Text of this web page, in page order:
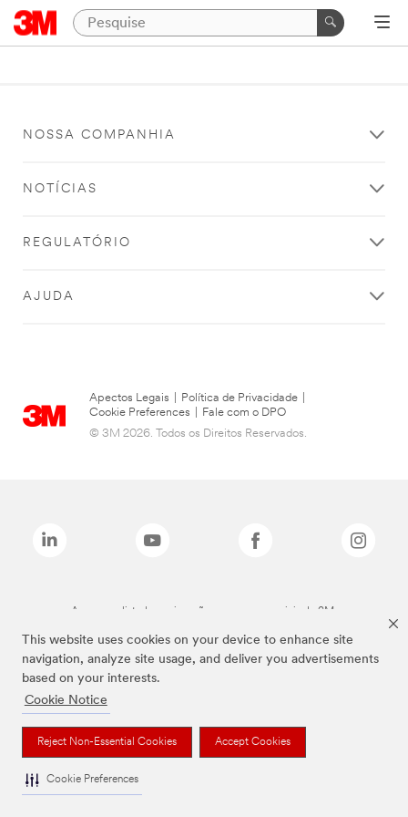
This website uses cookies on your device to enhance site
navigation, analyze site usage, and deliver you advertisements
based on your interests.
Cookie Notice
Reject Non-Essential Cookies Accept Cookies
Cookie Preferences
NOSSA COMPANHIA
NOTÍCIAS
REGULATÓRIO
AJUDA
Apectos Legais Política de Privacidade
Cookie Preferences
Fale com o DPO
© 3M 2026. Todos os Direitos Reservados.
As marcas listadas a cima são marcas comerciais da 3M.